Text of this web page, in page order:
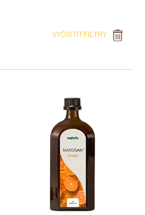
VYČISTIT FILTRY
PRO
ALERGENY